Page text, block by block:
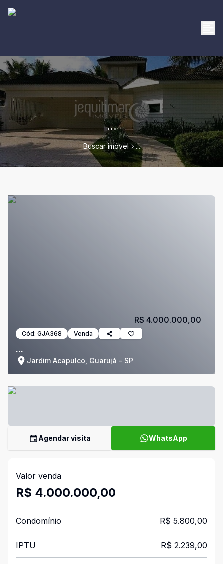
...
Buscar imóvel ...
Cód: GJA368 Venda
...
Jardim Acapulco, Guarujá - SP
R$ 4.000.000,00
Agendar visita WhatsApp
Valor venda
R$ 4.000.000,00
Condomínio R$ 5.800,00
IPTU R$ 2.239,00